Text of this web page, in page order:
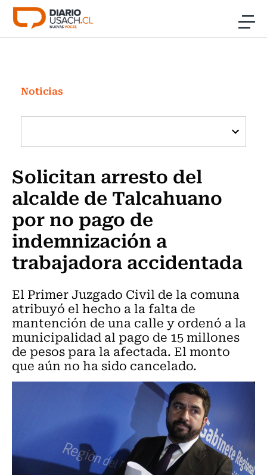
Click acá para ir directamente al contenido
Investigación
Cultura
Programas Radio y TV Usach
Noticias
Solicitan arresto del
alcalde de Talcahuano
por no pago de
indemnización a
trabajadora accidentada
El Primer Juzgado Civil de la comuna
atribuyó el hecho a la falta de
mantención de una calle y ordenó a la
municipalidad al pago de 15 millones
de pesos para la afectada. El monto
que aún no ha sido cancelado.